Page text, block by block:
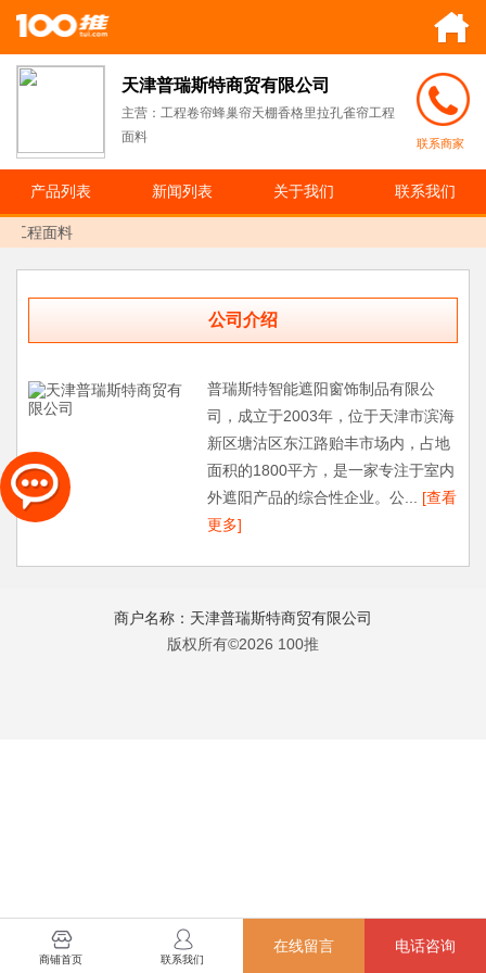
天津普瑞斯特商贸有限公司
主营：工程卷帘蜂巢帘天棚香格里拉孔雀帘工程
面料
联系商家
产品列表 新闻列表 关于我们 联系我们
工程面料
公司介绍
普瑞斯特智能遮阳窗饰制品有限公
司，成立于2003年，位于天津市滨海
新区塘沽区东江路贻丰市场内，占地
面积的1800平方，是一家专注于室内
外遮阳产品的综合性企业。公... [查看
更多]
商户名称：天津普瑞斯特商贸有限公司
版权所有©2026 100推
商铺首页 联系我们
在线留言 电话咨询